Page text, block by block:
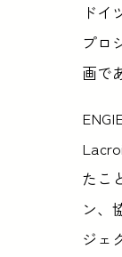
ド
プロ
画で
たこ
ン、
ジェ